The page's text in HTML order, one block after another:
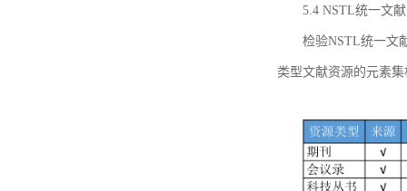
5.4 NSTL统一文
检验NSTL统一文
类型文献资源的元素